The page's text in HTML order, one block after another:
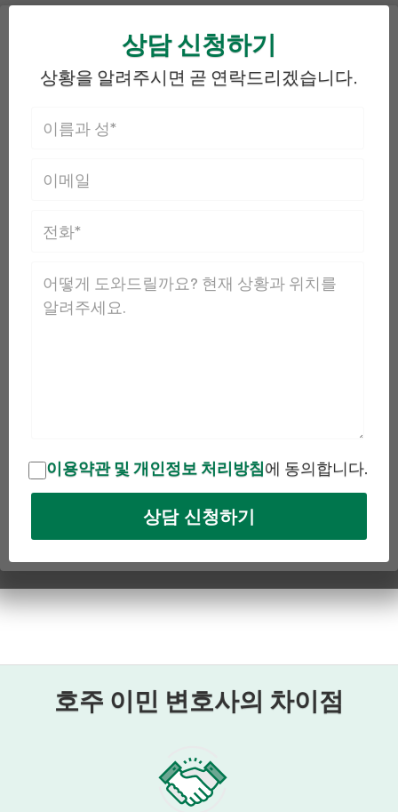
상담 신청하기
상황을 알려주시면 곧 연락드리겠습니다.
이용약관 및 개인정보 처리방침에 동의합니다.
호주 이민 변호사의 차이점